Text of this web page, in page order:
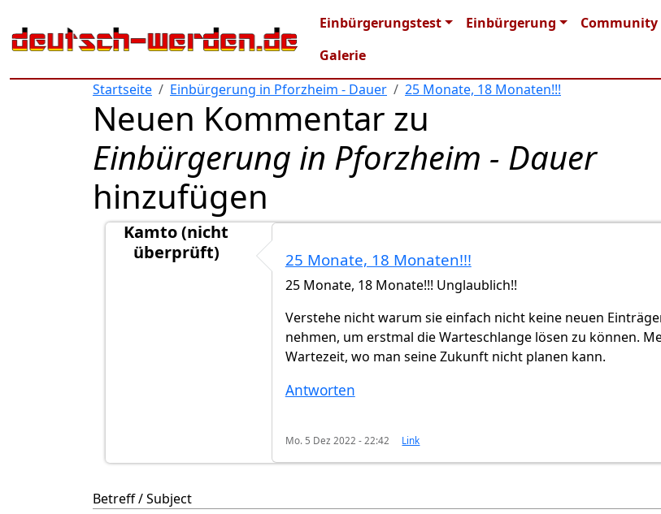
Main navigation
Einbürgerungstest Einbürgerung Community
Galerie
Startseite
Einbürgerung in Pforzheim - Dauer 25 Monate, 18 Monaten!!!
Neuen Kommentar zu
Einbürgerung in Pforzheim - Dauer
hinzufügen
Kamto (nicht
überprüft)
von Kayak (nicht überprüft)
25 Monate, 18 Monaten!!!
25 Monate, 18 Monate!!! Unglaublich!!
Verstehe nicht warum sie einfach nicht keine neuen
nehmen, um erstmal die Warteschlange lösen zu können.
Wartezeit, wo man seine Zukunft nicht planen kann.
Antworten
Mo. 5 Dez 2022 - 22:42 Link
Betreff / Subject